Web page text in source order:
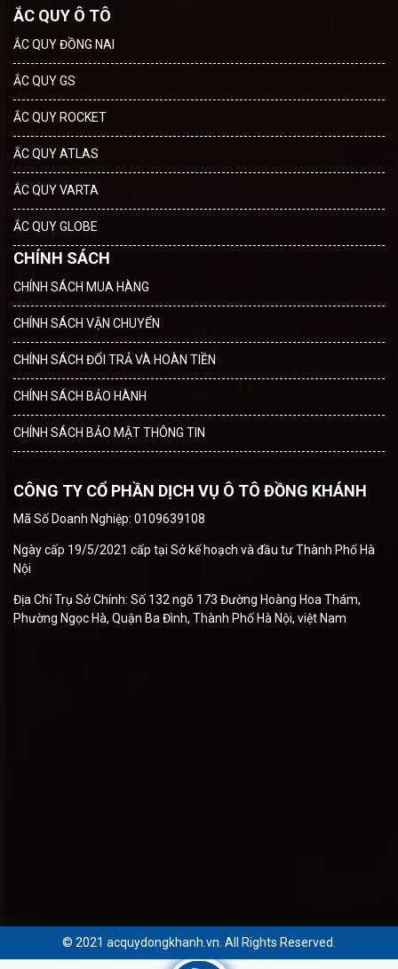
ẮC QUY Ô TÔ
ẮC QUY ĐỒNG NAI
ẮC QUY GS
ẮC QUY ROCKET
ẮC QUY ATLAS
ẮC QUY VARTA
ẮC QUY GLOBE
CHÍNH SÁCH
CHÍNH SÁCH MUA HÀNG
CHÍNH SÁCH VẬN CHUYỂN
CHÍNH SÁCH ĐỔI TRẢ VÀ HOÀN TIỀN
CHÍNH SÁCH BẢO HÀNH
CHÍNH SÁCH BẢO MẬT THÔNG TIN
CÔNG TY CỔ PHẦN DỊCH VỤ Ô TÔ ĐỒNG KHÁNH
Mã Số Doanh Nghiệp: 0109639108
Ngày cấp 19/5/2021 cấp tại Sở kế hoạch và đầu tư Thành Phố Hà
Nội
Địa Chỉ Trụ Sở Chính: Số 132 ngõ 173 Đường Hoàng Hoa Thám,
Phường Ngọc Hà, Quận Ba Đình, Thành Phố Hà Nội, việt Nam
© 2021 acquydongkhanh.vn. All Rights Reserved.